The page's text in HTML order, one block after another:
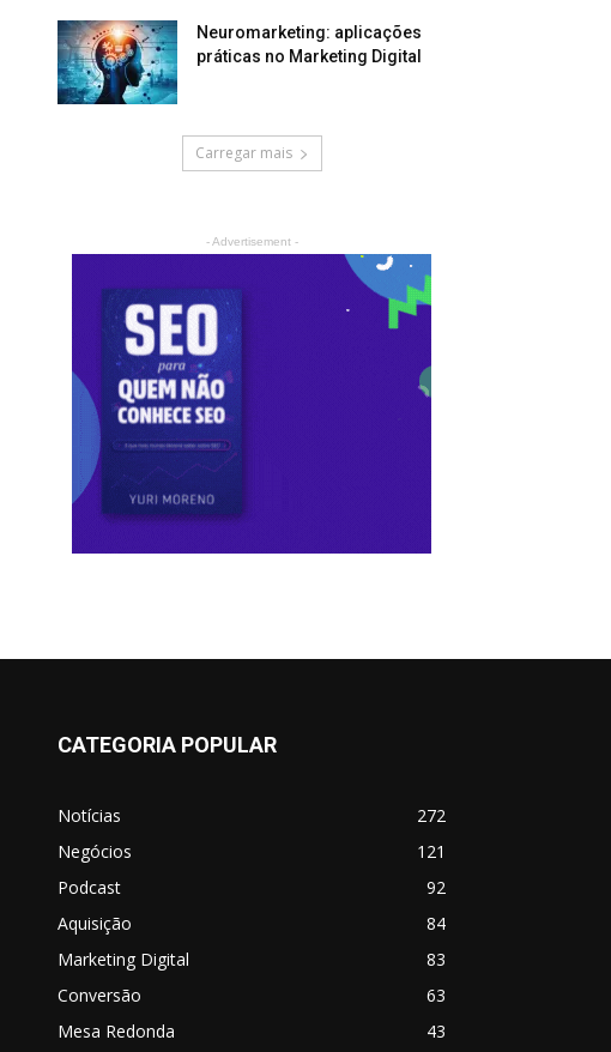
Neuromarketing: aplicações
práticas no Marketing Digital
Carregar mais
- Advertisement -
CATEGORIA POPULAR
Notícias
272
Negócios
121
Podcast
92
Aquisição
84
Marketing Digital
83
Conversão
63
Mesa Redonda
43